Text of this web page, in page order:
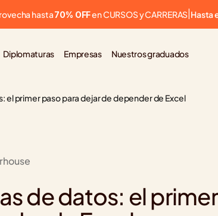
hasta 70% OFF en CURSOS y CARRERAS Hasta
Diplomaturas Empresas Nuestros graduados
el primer paso para dejar de depender de Excel
de datos: el